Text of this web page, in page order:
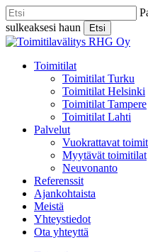
Skip
to
main
content
sulkeaksesi haun
Etsi
Close
Menu
Toimitilat
Toimitilat Turku
Toimitilat Helsinki
Toimitilat Tampere
Toimitilat Lahti
Palvelut
Vuokrattavat
Myytävät toimitilat
Neuvonanto
Referenssit
Ajankohtaista
Meistä
Yhteystiedot
Ota yhteyttä